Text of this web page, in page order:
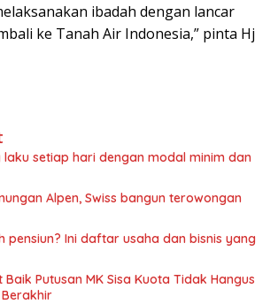
ibadah dengan lancar
ke Tanah Air Indonesia,” pinta Hj
laku setiap hari dengan modal minim dan
Alpen, Swiss bangun terowongan
pensiun? Ini daftar usaha dan bisnis yang
Putusan MK Sisa Kuota Tidak Hangus